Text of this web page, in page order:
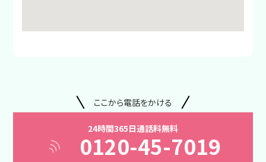
ここから電話をかける
24時間365日通話料無料
0120-45-7019